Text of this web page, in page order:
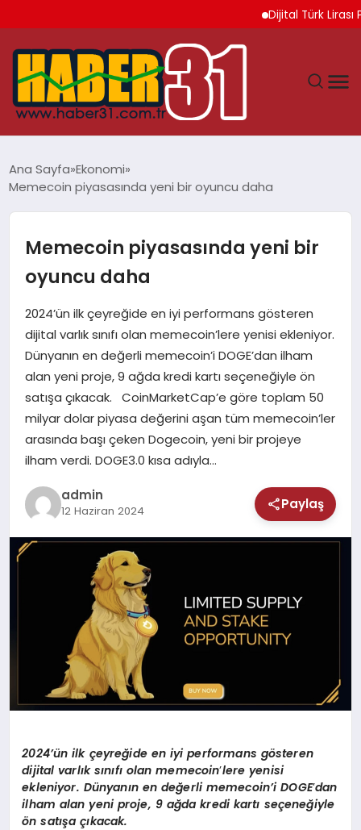
Dijital Türk Lirası
YAŞAM
EKONOMI
GÜNDEM
MAGAZIN
SAĞLIK
TEKNOLOJI
Ana Sayfa Ekonomi
Memecoin piyasasında yeni bir oyuncu daha
Memecoin piyasasında yeni bir
oyuncu daha
2024’ün ilk çeyreğide en iyi performans gösteren
dijital varlık sınıfı olan memecoin’lere yenisi ekleniyor.
Dünyanın en değerli memecoin’i DOGE’dan ilham
alan yeni proje, 9 ağda kredi kartı seçeneğiyle ön
satışa çıkacak. CoinMarketCap’e göre toplam 50
milyar dolar piyasa değerini aşan tüm memecoin’ler
arasında başı çeken Dogecoin, yeni bir projeye
ilham verdi. DOGE3.0 kısa adıyla…
admin
12 Haziran 2024 Paylaş
2024’ün ilk çeyreğide en iyi performans gösteren
dijital varlık sınıfı olan memecoin’lere yenisi
ekleniyor. Dünyanın en değerli memecoin’i DOGE’dan
ilham alan yeni proje, 9 ağda kredi kartı seçeneğiyle
ön satışa çıkacak.